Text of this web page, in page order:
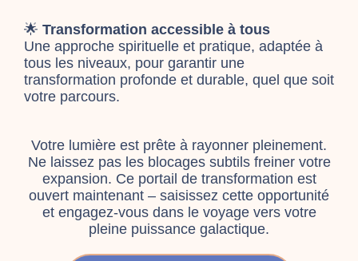
🌟 Transformation accessible à tous
Une approche spirituelle et pratique, adaptée à
tous les niveaux, pour garantir une
transformation profonde et durable, quel que soit
votre parcours.
Votre lumière est prête à rayonner pleinement.
Ne laissez pas les blocages subtils freiner votre
expansion. Ce portail de transformation est
ouvert maintenant – saisissez cette opportunité
et engagez-vous dans le voyage vers votre
pleine puissance galactique.